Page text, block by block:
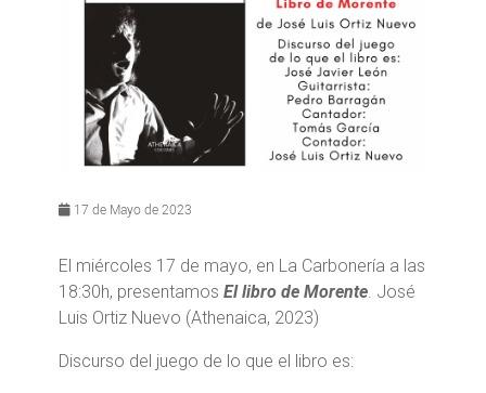
17 de Mayo de 2023
El miércoles 17 de mayo, en La Carbonería a las
18:30h, presentamos El libro de Morente. José
Luis Ortiz Nuevo (Athenaica, 2023)
Discurso del juego de lo que el libro es: